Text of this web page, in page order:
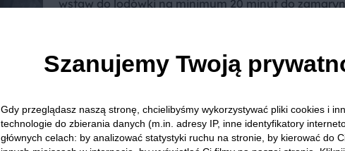
wstaw do lodówki na minimum 20 minut do
Płatki kukurydziane pokrusz w blenderze, obtaczaj
Szanujemy Twoją
Gdy przeglądasz naszą stronę, chcielibyśmy wykorzystywać pliki cookies i
technologie do zbierania danych (m.in. adresy IP, inne identyfikatory
głównych celach: by analizować statystyki ruchu na stronie, by kierować do